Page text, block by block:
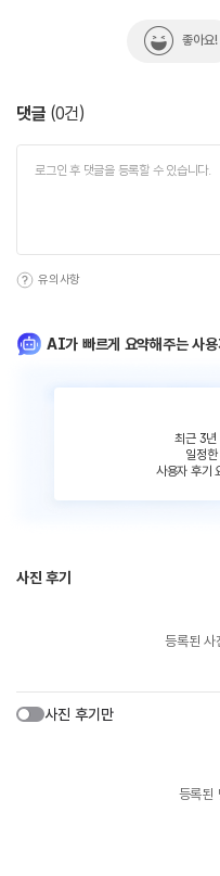
좋아요!
댓글 (0건)
유의사항
AI가 빠르게 요약해주는 사용
최근 3년
일정
사용자 후기
사진 후기
등록된 사
사진 후기만
등록된